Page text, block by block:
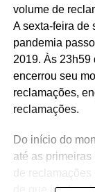
volume de
A sexta-feira de
pandemia
2019. Às 23h59
encerrou seu
reclamações,
reclamações.
Do início do
até as primeiras
de